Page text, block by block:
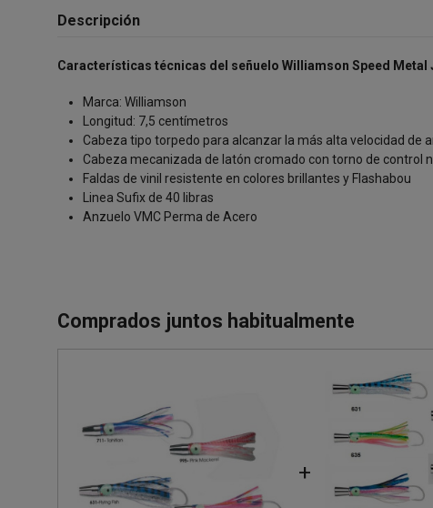
Descripción
Características técnicas del señuelo Williamson Speed Metal
Marca: Williamson
Longitud: 7,5 centímetros
Cabeza tipo torpedo para alcanzar la más alta velocidad de
Cabeza mecanizada de latón cromado con torno de control
Faldas de vinil resistente en colores brillantes y Flashabou
Linea Sufix de 40 libras
Anzuelo VMC Perma de Acero
Comprados juntos habitualmente
+